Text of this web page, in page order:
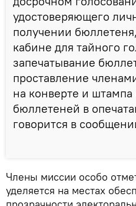
удостоверяющего
получении
кабине для тайного
запечатывание
проставление
на конверте и
бюллетеней в
говорится в
Члены миссии особо
уделяется на местах